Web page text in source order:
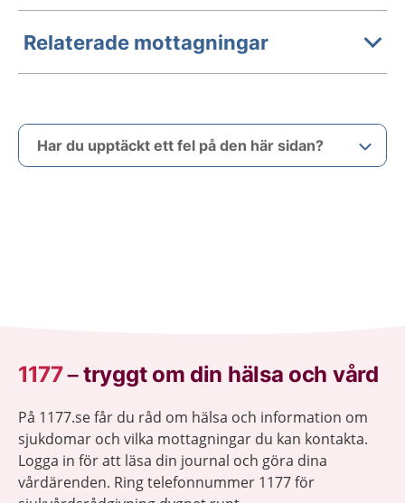
Relaterade mottagningar
Har du upptäckt ett fel på den här sidan?
1177–tryggt om din hälsa och vård
På 1177.se får du råd om hälsa och information om
sjukdomar och vilka mottagningar du kan kontakta.
Logga in för att läsa din journal och göra dina
vårdärenden. Ring telefonnummer 1177 för